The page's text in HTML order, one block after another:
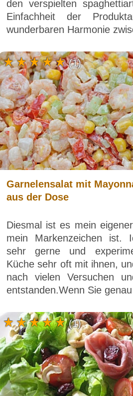
den verspielten
Einfachheit der
wunderbaren Harmonie
Garnelensalat mit
aus der Dose
Diesmal ist es mein
mein Markenzeichen ist.
sehr gerne und
Küche sehr oft mit ihnen,
nach vielen Versuchen
entstanden.Wenn Sie
(1)
(1)